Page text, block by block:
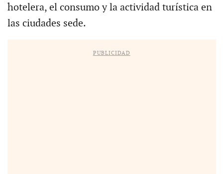
hotelera, el consumo y la actividad turística en
las ciudades sede.
PUBLICIDAD